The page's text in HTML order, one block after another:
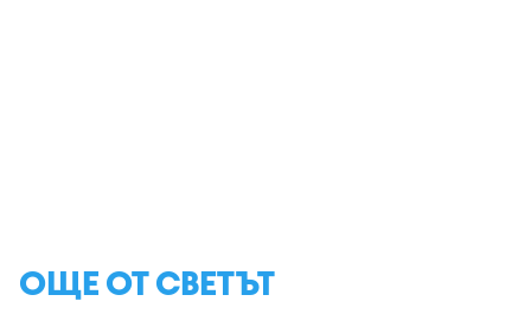
ОЩЕ ОТ СВЕТЪТ